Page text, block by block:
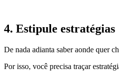
4. Estipule estratégias
De nada adianta saber aonde quer
Por isso, você precisa traçar